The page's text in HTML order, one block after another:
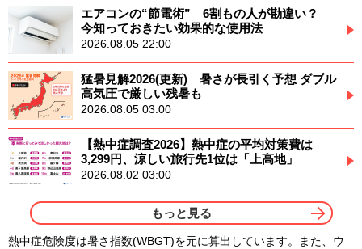
エアコンの“節電術” 6割もの人が勘違い？
今知っておきたい効果的な使用法
2026.08.05 22:00
猛暑見解2026(更新) 暑さが長引く予想 ダブル
高気圧で厳しい残暑も
2026.08.05 03:00
【熱中症調査2026】熱中症の平均対策費は
3,299円、涼しい旅行先1位は「上高地」
2026.08.02 03:00
もっと見る
熱中症危険度は暑さ指数(WBGT)を元に算出しています。また、ウ